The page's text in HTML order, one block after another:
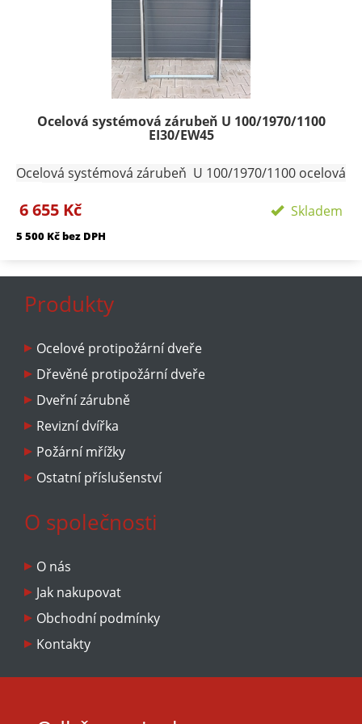
Ocelová systémová zárubeň U 100/1970/1100
EI30/EW45
Ocelová systémová zárubeň U 100/1970/1100 ocelová
Hranatá vyrobena z plechu tloušťky 1,25 mm
osazena panty Trio 15 pro jednokřídlé dveře
Vellikost lemů 30/45. Zárubeň je možno zdít přímo
nebo zavařit na připravené svlaky a zalít betonem.
Profil zárubně - 100 mm Šířka zárubně 1100 mm
120/2100/1200 Přepravu zárubní nutno individuálně
domluvit.
6 655 Kč Skladem
5 500 Kč bez DPH
Produkty
Ocelové protipožární dveře
Dřevěné protipožární dveře
Dveřní zárubně
Revizní dvířka
Požární mřížky
Ostatní příslušenství
O společnosti
O nás
Jak nakupovat
Obchodní podmínky
Kontakty